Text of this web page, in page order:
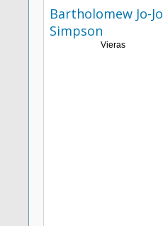
Bartholomew Jo-Jo
Simpson
Vieras